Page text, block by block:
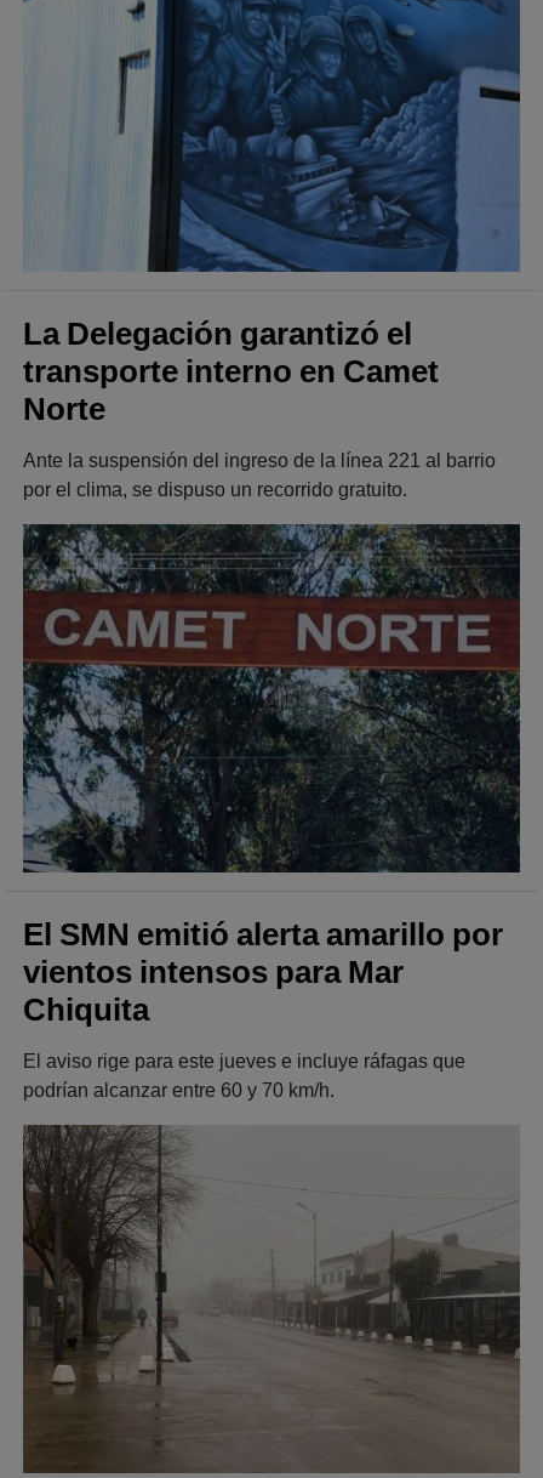
La Delegación garantizó el
transporte interno en Camet
Norte
Ante la suspensión del ingreso de la línea 221 al barrio
por el clima, se dispuso un recorrido gratuito.
El SMN emitió alerta amarillo por
vientos intensos para Mar
Chiquita
El aviso rige para este jueves e incluye ráfagas que
podrían alcanzar entre 60 y 70 km/h.